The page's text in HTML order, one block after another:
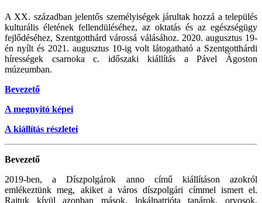
A XX. században jelentős személyiségek járultak hozzá a település
kulturális életének fellendüléséhez, az oktatás és az egészségügy
fejlődéséhez, Szentgotthárd várossá válásához. 2020. augusztus 19-
én nyílt és 2021. augusztus 10-ig volt látogatható a Szentgotthárdi
hírességek csarnoka c. időszaki kiállítás a Pável Ágoston
múzeumban.
Bevezető
A megnyitó képei
A kiállítás részletei
Bevezető
2019-ben, a Díszpolgárok anno című kiállításon azokról
emlékeztünk meg, akiket a város díszpolgári címmel ismert el.
Rajtuk kívül azonban mások, lokálpatrióta tanárok, orvosok,